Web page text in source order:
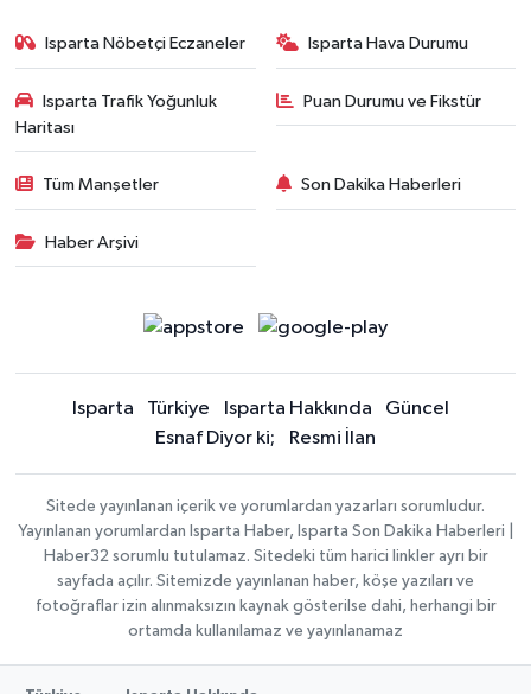
Isparta Nöbetçi Eczaneler Isparta Hava Durumu
Isparta Trafik Yoğunluk
Haritası
Puan Durumu ve Fikstür
Tüm Manşetler Son Dakika Haberleri
Haber Arşivi
Isparta Türkiye Isparta Hakkında
Güncel
Esnaf Diyor ki;
Resmi İlan
Sitede yayınlanan içerik ve yorumlardan yazarları sorumludur.
Yayınlanan yorumlardan Isparta Haber, Isparta Son Dakika Haberleri |
Haber32 sorumlu tutulamaz. Sitedeki tüm harici linkler ayrı bir
sayfada açılır. Sitemizde yayınlanan haber, köşe yazıları ve
fotoğraflar izin alınmaksızın kaynak gösterilse dahi, herhangi bir
ortamda kullanılamaz ve yayınlanamaz